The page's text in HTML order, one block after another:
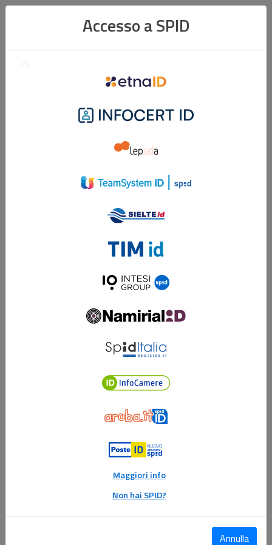
Accesso a SPID
Etna
ID
Infocert
ID
Lepidaid
TeamSystem
ID
Sielte
ID
Tim
ID
Intesi
Group
Namirial
ID
Register
ID
InfocamereID
Aruba
ID
Poste
ID
Maggiori info
Non hai SPID?
Annulla